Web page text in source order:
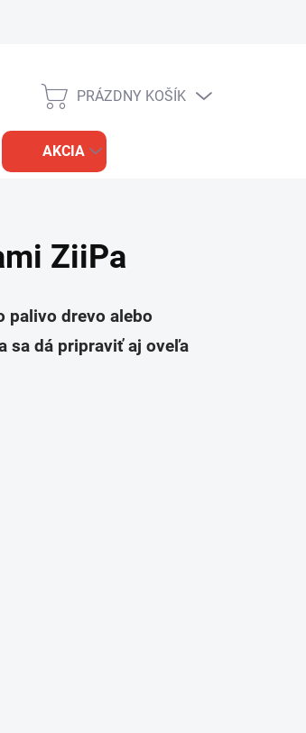
NÁKUPNÝ
PRÁZDNY KOŠÍK
AKCIA
ZiiPa
palivo drevo alebo
sa dá pripraviť aj oveľa